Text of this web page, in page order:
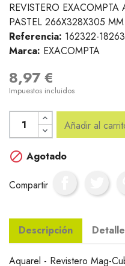
REVISTERO
PASTEL 266X328X305 MM
Referencia: 162322-
Marca: EXACOMPTA
8,97 €
Impuestos incluidos
Añadir al
 Agotado
Compartir
Descripción
Aquarel - Revistero Mag-